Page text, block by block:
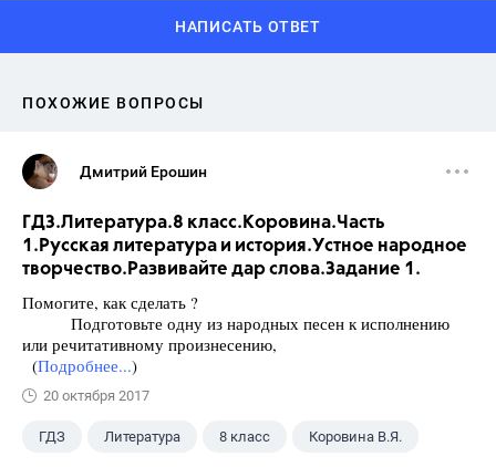
НАПИСАТЬ ОТВЕТ
ПОХОЖИЕ ВОПРОСЫ
Дмитрий Ерошин
ГДЗ.Литература.8 класс.Коровина.Часть
1.Русская литература и история.Устное народное
творчество.Развивайте дар слова.Задание 1.
Помогите, как сделать ?
Подготовьте одну из народных песен к исполнению
или речитативному произнесению,
(Подробнее...)
20 октября 2017
ГДЗ Литература 8 класс Коровина В.Я.